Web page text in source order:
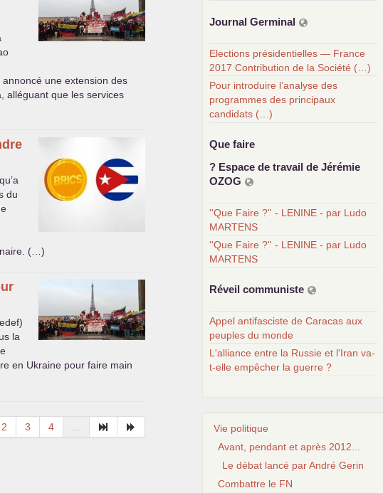
une extension des
alléguant que les services
du
(…)
la
en Ukraine pour faire main
2 3 4 ...
Journal Germinal
Elections présidentielles — France
2017 Contribution de la Société (…)
Pour introduire l’analyse des
programmes des principaux
candidats (…)
Que faire
? Espace de travail de Jérémie
OZOG
''Que Faire ?'' - LENINE - par Ludo
MARTENS
''Que Faire ?'' - LENINE - par Ludo
MARTENS
Réveil communiste
Appel antifasciste de Caracas aux
peuples du monde
L'alliance entre la Russie et l'Iran va-
t-elle empêcher la guerre ?
Vie politique
Avant, pendant et après 2012...
Le débat lancé par André Gerin
Combattre le FN